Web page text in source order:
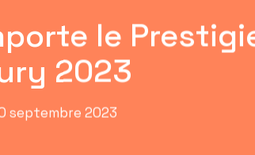
le
2023
septembre 2023